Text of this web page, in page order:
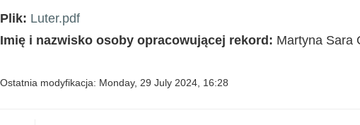
Plik: Luter.pdf
Imię i nazwisko osoby opracowującej rekord: Martyna Sara
Ostatnia modyfikacja: Monday, 29 July 2024, 16:28